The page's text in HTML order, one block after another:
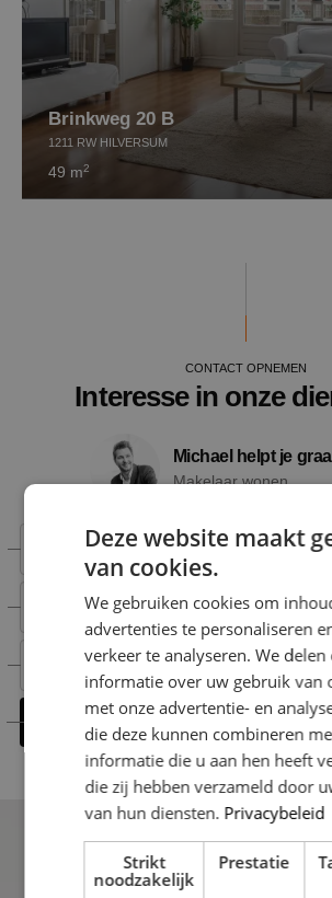
Brinkweg 20 B
1211 RW HILVERSUM
49 m2
CONTACT OPNEMEN
Interesse in onze
Michael helpt je
Makelaar wonen
+31 6 15 00 52 66
+31 6 15 00 52 66
Contact opnemen
Deze website maakt
van cookies.
We gebruiken cookies om
advertenties te personaliseren
verkeer te analyseren. We delen
informatie over uw gebruik van
met onze advertentie- en
die deze kunnen combineren
informatie die u aan hen heeft
die zij hebben verzameld door
van hun diensten. Privacybeleid
Strikt
noodzakelijk
Prestatie